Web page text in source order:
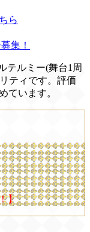
ら
集！
テルミー(舞台1周
ティです。評価
ています。
】